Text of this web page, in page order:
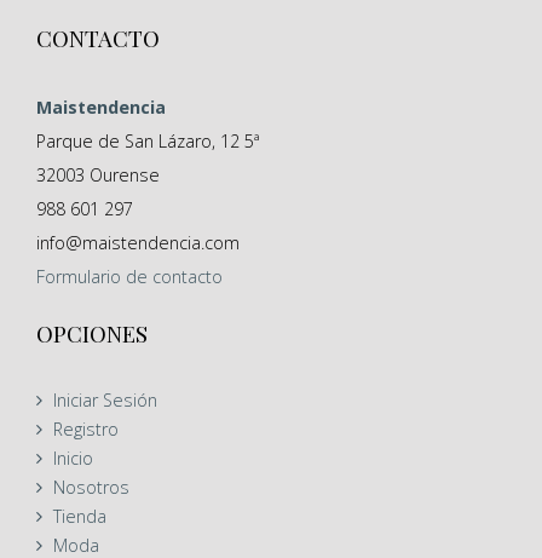
CONTACTO
Maistendencia
Parque de San Lázaro, 12 5ª
32003 Ourense
988 601 297
info@maistendencia.com
Formulario de contacto
OPCIONES
Iniciar Sesión
Registro
Inicio
Nosotros
Tienda
Moda